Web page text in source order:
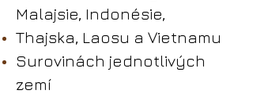
Malajsie, Indonésie,
Thajska, Laosu a Vietnamu
Surovinách jednotlivých
zemí